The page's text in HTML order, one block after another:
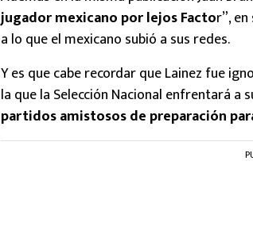
jugador mexicano por lejos Factor”,
a lo que el mexicano subió a sus redes.
Y es que cabe recordar que Lainez fue
la que la Selección Nacional enfrentará a
partidos amistosos de preparación